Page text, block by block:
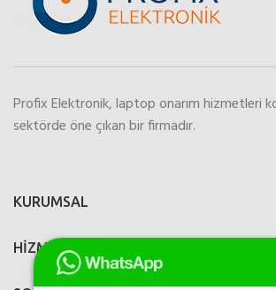
Profix Elektronik, laptop onarım hizmetleri
sektörde öne çıkan bir firmadır.
KURUMSAL
HİZMETLERİMİZ